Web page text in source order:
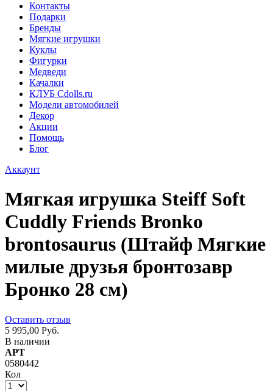
Контакты
Подарки
Бренды
Мягкие игрушки
Куклы
Фигурки
Медведи
Качалки
КЛУБ Cdolls.ru
Модели автомобилей
Декор
Акции
Помощь
Блог
Аккаунт
Мягкая игрушка Steiff Soft
Cuddly Friends Bronko
brontosaurus (Штайф Мягкие
милые друзья бронтозавр
Бронко 28 см)
Оставить отзыв
5 995,00 Руб.
В наличии
АРТ
0580442
Кол